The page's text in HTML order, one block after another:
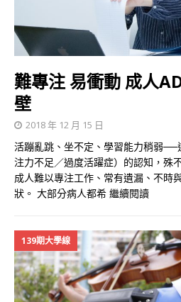
難專注 易衝動 成人
壁
2018 年 12 月 15 日
活蹦亂跳、坐不定、學習能力稍弱
注力不足／過度活躍症）的認知，殊
成人難以專注工作、常有遺漏、不時
狀。 大部分病人都希 繼續閱讀
139期大學線